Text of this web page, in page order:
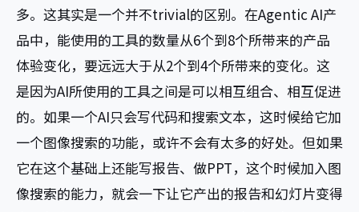
多。这其实是一个并不trivial的区别。在Agentic AI产
品中，能使用的工具的数量从6个到8个所带来的产品
体验变化，要远远大于从2个到4个所带来的变化。这
是因为AI所使用的工具之间是可以相互组合、相互促进
的。如果一个AI只会写代码和搜索文本，这时候给它加
一个图像搜索的功能，或许不会有太多的好处。但如果
它在这个基础上还能写报告、做PPT，这个时候加入图
像搜索的能力，就会一下让它产出的报告和幻灯片变得